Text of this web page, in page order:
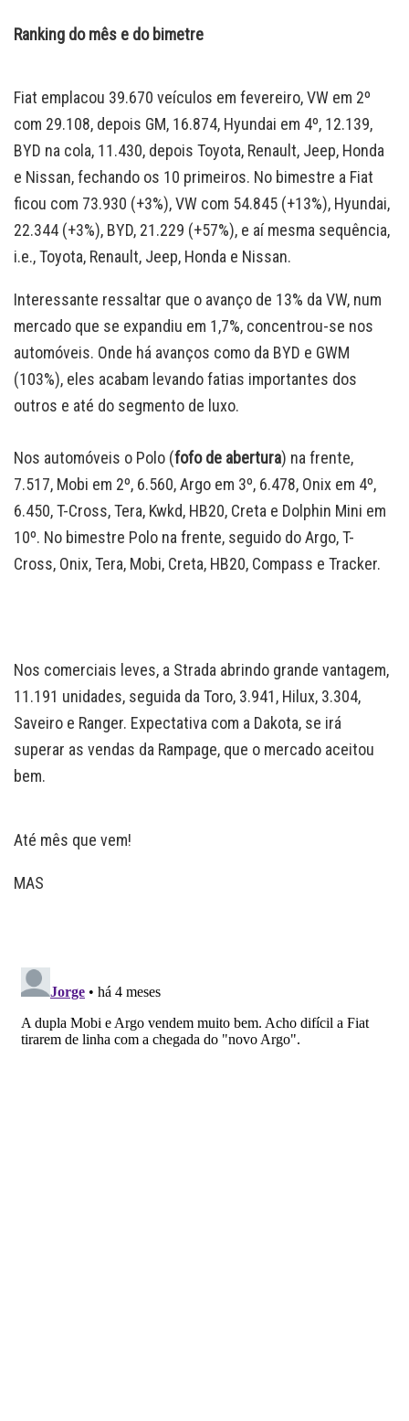
Ranking do mês e do bimetre
Fiat emplacou 39.670 veículos em fevereiro, VW em 2º
com 29.108, depois GM, 16.874, Hyundai em 4º, 12.139,
BYD na cola, 11.430, depois Toyota, Renault, Jeep, Honda
e Nissan, fechando os 10 primeiros. No bimestre a Fiat
ficou com 73.930 (+3%), VW com 54.845 (+13%), Hyundai,
22.344 (+3%), BYD, 21.229 (+57%), e aí mesma sequência,
i.e., Toyota, Renault, Jeep, Honda e Nissan.
Interessante ressaltar que o avanço de 13% da VW, num
mercado que se expandiu em 1,7%, concentrou-se nos
automóveis. Onde há avanços como da BYD e GWM
(103%), eles acabam levando fatias importantes dos
outros e até do segmento de luxo.
Nos automóveis o Polo (fofo de abertura) na frente,
7.517, Mobi em 2º, 6.560, Argo em 3º, 6.478, Onix em 4º,
6.450, T-Cross, Tera, Kwkd, HB20, Creta e Dolphin Mini em
10º. No bimestre Polo na frente, seguido do Argo, T-
Cross, Onix, Tera, Mobi, Creta, HB20, Compass e Tracker.
Nos comerciais leves, a Strada abrindo grande vantagem,
11.191 unidades, seguida da Toro, 3.941, Hilux, 3.304,
Saveiro e Ranger. Expectativa com a Dakota, se irá
superar as vendas da Rampage, que o mercado aceitou
bem.
Até mês que vem!
MAS